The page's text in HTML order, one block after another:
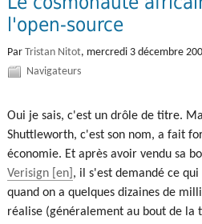
l'open-source
Par Tristan Nitot, mercredi 3 décembre
Navigateurs
Oui je sais, c'est un drôle de titre.
Shuttleworth, c'est son nom, a fait
économie. Et après avoir vendu sa
Verisign
, il s'est demandé ce
quand on a quelques dizaines de
réalise (généralement au bout de la